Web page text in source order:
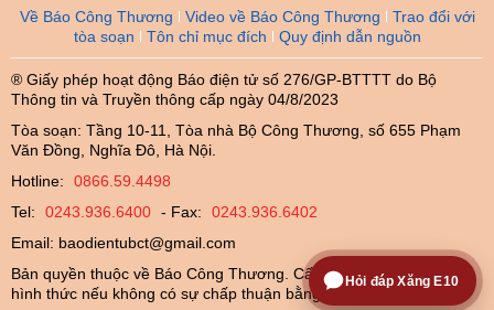
Về Báo Công Thương Video về Báo Công Thương
Trao đổi với
tòa soạn
Tôn chỉ mục đích Quy định dẫn nguồn
® Giấy phép hoạt động Báo điện tử số 276/GP-BTTTT do Bộ
Thông tin và Truyền thông cấp ngày 04/8/2023
Tòa soạn: Tầng 10-11, Tòa nhà Bộ Công Thương, số 655 Phạm
Văn Đồng, Nghĩa Đô, Hà Nội.
Hotline:
0866.59.4498
Tel:
0243.936.6400 - Fax:
0243.936.6402
Email: baodientubct@gmail.com
Bản quyền thuộc về Báo Công Thương. Cấm sao chép dưới mọi
hình thức nếu không có sự chấp thuận bằng văn bản.
Hỏi đáp Xăng E10